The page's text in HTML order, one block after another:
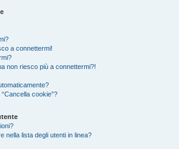
a connettermi!
non riesco più a connettermi?!
cookie”?
nella lista degli utenti in linea?